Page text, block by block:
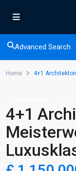
Advanced Search
Home 4+1
4+1